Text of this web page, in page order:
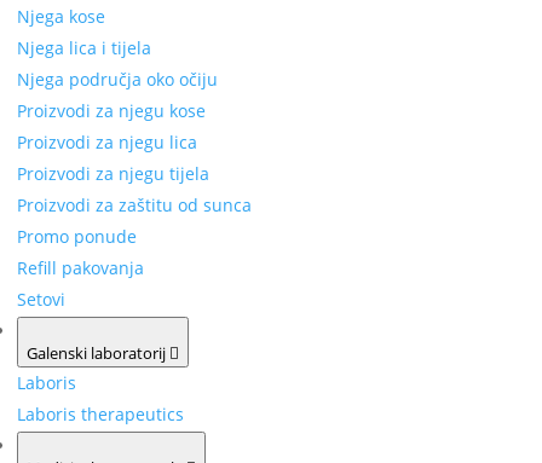
Njega kose
Njega lica i tijela
Njega područja oko očiju
Proizvodi za njegu kose
Proizvodi za njegu lica
Proizvodi za njegu tijela
Proizvodi za zaštitu od sunca
Promo ponude
Refill pakovanja
Setovi
Galenski laboratorij
Laboris
Laboris therapeutics